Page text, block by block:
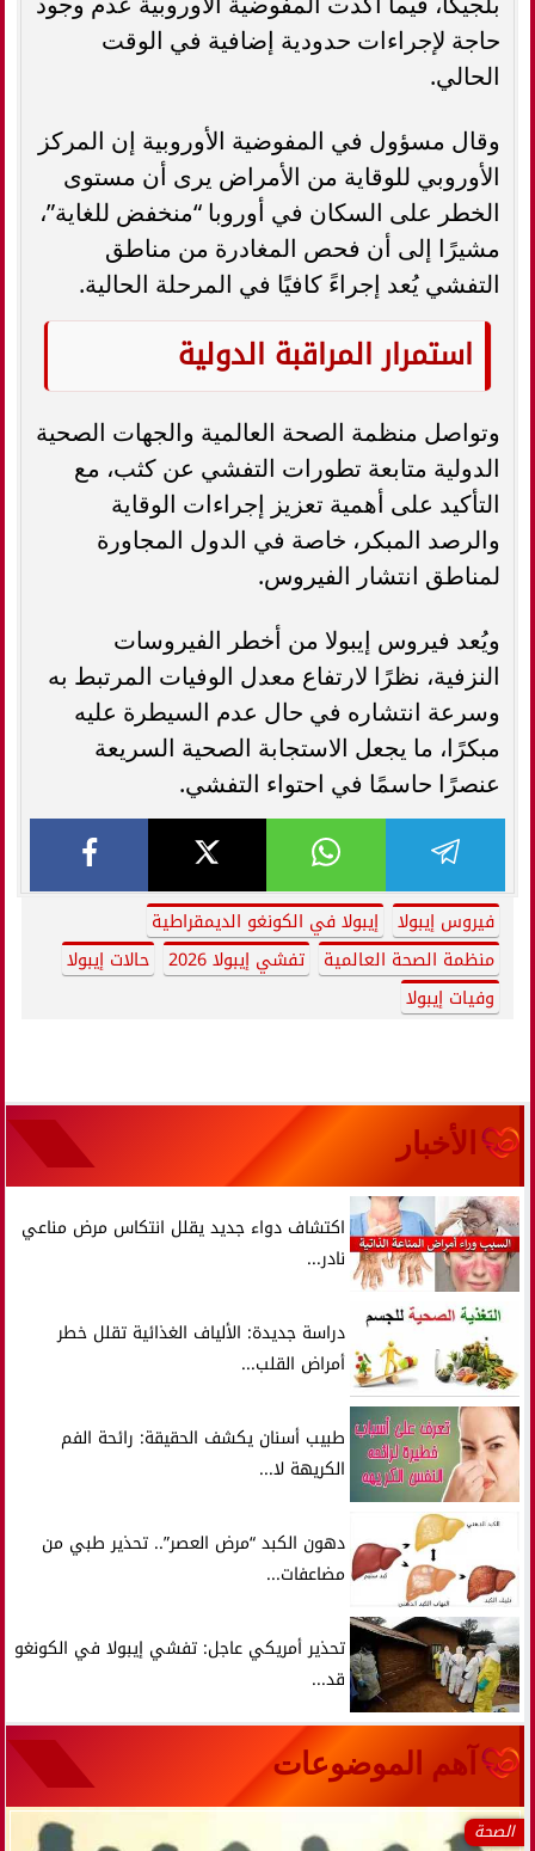
حاجة لإجراءات حدودية إضافية في الوقت
الحالي.
وقال مسؤول في المفوضية الأوروبية إن المركز
الأوروبي للوقاية من الأمراض يرى أن مستوى
الخطر على السكان في أوروبا “منخفض للغاية”،
مشيرًا إلى أن فحص المغادرة من مناطق
التفشي يُعد إجراءً كافيًا في المرحلة الحالية.
استمرار المراقبة الدولية
وتواصل منظمة الصحة العالمية والجهات الصحية
الدولية متابعة تطورات التفشي عن كثب، مع
التأكيد على أهمية تعزيز إجراءات الوقاية
والرصد المبكر، خاصة في الدول المجاورة
لمناطق انتشار الفيروس.
ويُعد فيروس إيبولا من أخطر الفيروسات
النزفية، نظرًا لارتفاع معدل الوفيات المرتبط به
وسرعة انتشاره في حال عدم السيطرة عليه
مبكرًا، ما يجعل الاستجابة الصحية السريعة
عنصرًا حاسمًا في احتواء التفشي.
فيروس إيبولا
إيبولا في الكونغو الديمقراطية
منظمة الصحة العالمية
تفشي إيبولا 2026
حالات إيبولا
وفيات إيبولا
الأخبار
اكتشاف دواء جديد يقلل انتكاس مرض مناعي
نادر...
دراسة جديدة: الألياف الغذائية تقلل خطر
أمراض القلب...
طبيب أسنان يكشف الحقيقة: رائحة الفم
الكريهة لا...
دهون الكبد “مرض العصر”.. تحذير طبي من
مضاعفات...
تحذير أمريكي عاجل: تفشي إيبولا في الكونغو
قد...
آهم الموضوعات
الصحة